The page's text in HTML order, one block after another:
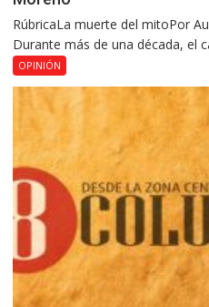
RúbricaLa muerte del mitoPor
Durante más de una década, el
OPINIÓN